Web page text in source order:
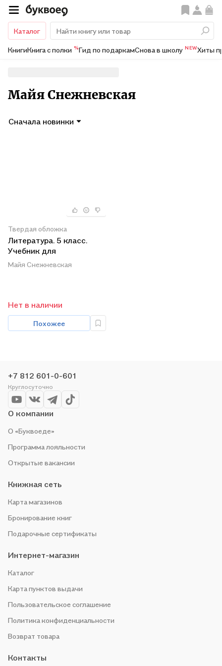
Каталог
КнигиКнига с полки %Гид по подаркамСнова в школу NEWХиты
Майя Снежневская
Сначала новинки
Твердая обложка
Литература. 5 класс.
Учебник для
общеобразовательных
Майя Снежневская
Нет в наличии
Похожее
+7 812 601-0-601
Круглосуточно
О компании
О «Буквоеде»
Программа лояльности
Открытые вакансии
Книжная сеть
Карта магазинов
Бронирование книг
Подарочные сертификаты
Интернет-магазин
Каталог
Карта пунктов выдачи
Пользовательское соглашение
Политика конфиденциальности
Возврат товара
Контакты